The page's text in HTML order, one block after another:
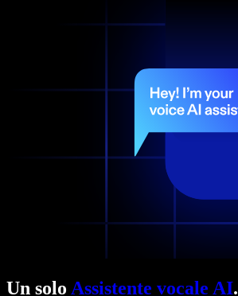
Un solo Assistente vocale AI.